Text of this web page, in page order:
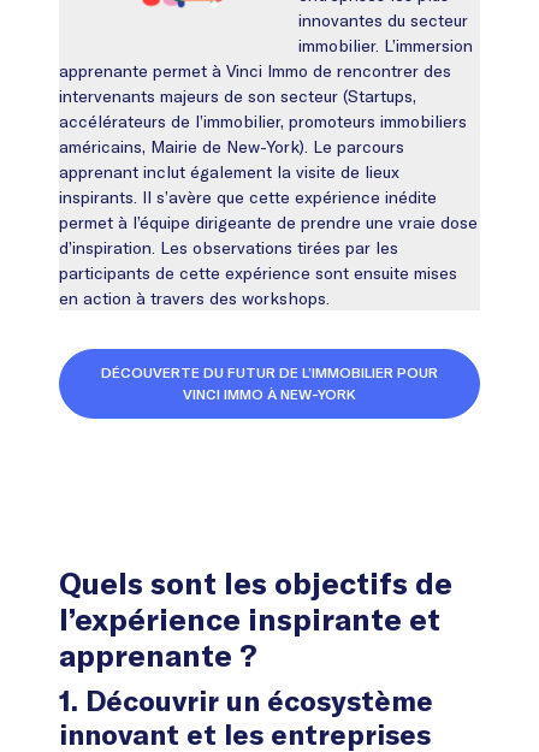
innovantes du secteur
immobilier. L’immersion
apprenante permet à Vinci Immo de rencontrer des
intervenants majeurs de son secteur (Startups,
accélérateurs de l’immobilier, promoteurs immobiliers
américains, Mairie de New-York). Le parcours
apprenant inclut également la visite de lieux
inspirants. Il s’avère que cette expérience inédite
permet à l’équipe dirigeante de prendre une vraie dose
d’inspiration. Les observations tirées par les
participants de cette expérience sont ensuite mises
en action à travers des workshops.
DÉCOUVERTE DU FUTUR DE L’IMMOBILIER POUR
VINCI IMMO À NEW-YORK
Quels sont les objectifs de
l’expérience inspirante et
apprenante ?
1. Découvrir un écosystème
innovant et les entreprises